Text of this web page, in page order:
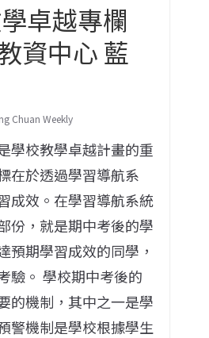
卓越專欄
資中心 藍
Chuan Weekly
學校教學卓越計畫的重
在於透過學習導航系
成效。在學習導航系統
份，就是期中考後的學
預期學習成效的同學，
驗。 學校期中考後的
的機制，其中之一是學
警機制是學校根據學生